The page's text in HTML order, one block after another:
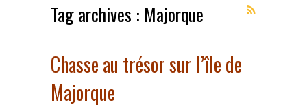
Tag archives : Majorque
Chasse au trésor sur l’île de
Majorque